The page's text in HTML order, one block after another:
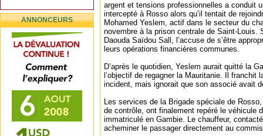
ANNONCEURS
argent et tensions professionnelles a conduit
intercepté à Rosso alors qu’il tentait de
Mohamed Yeslem, actif dans le secteur du
novembre à la prison centrale de Saint-Louis.
Daouda Saïdou Sall, l’accuse de s’être
leurs opérations financières communes.
D’après le quotidien, Yeslem aurait quitté la
l’objectif de regagner la Mauritanie. Il franchit
incident, mais ignorait que son associé avait
Les services de la Brigade spéciale de
de contrôle, ont finalement repéré le véhicule
immatriculé en Gambie. Le chauffeur,
acheminer le passager directement au